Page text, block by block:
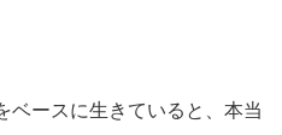
ベースに生きていると、本当